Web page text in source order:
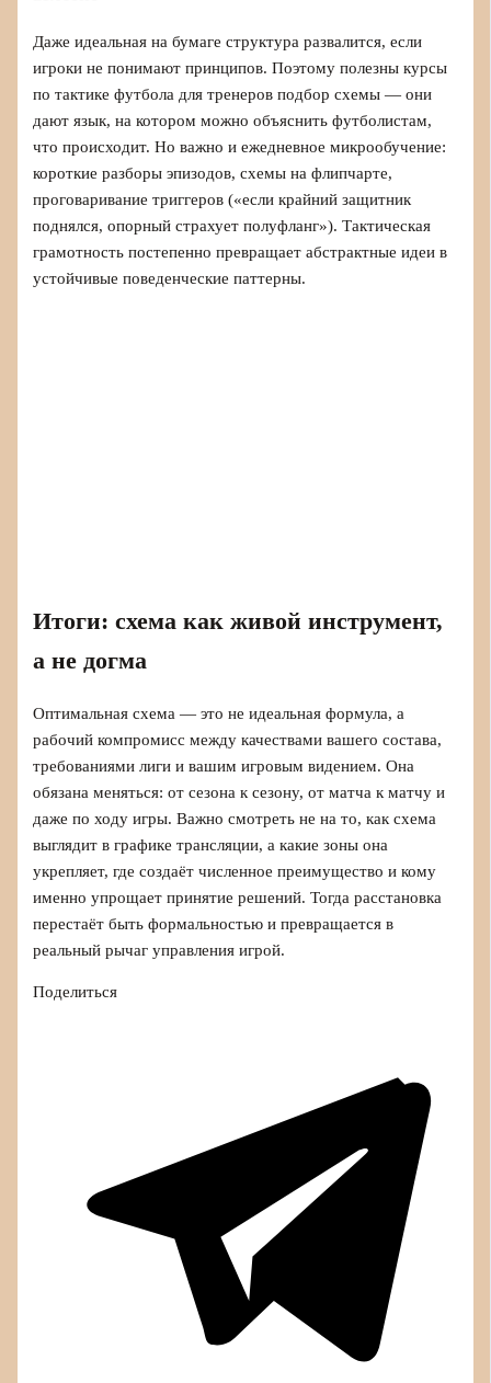
Даже идеальная на бумаге структура развалится, если
игроки не понимают принципов. Поэтому полезны курсы
по тактике футбола для тренеров подбор схемы — они
дают язык, на котором можно объяснить футболистам,
что происходит. Но важно и ежедневное микрообучение:
короткие разборы эпизодов, схемы на флипчарте,
проговаривание триггеров («если крайний защитник
поднялся, опорный страхует полуфланг»). Тактическая
грамотность постепенно превращает абстрактные идеи в
устойчивые поведенческие паттерны.
Итоги: схема как живой инструмент,
а не догма
Оптимальная схема — это не идеальная формула, а
рабочий компромисс между качествами вашего состава,
требованиями лиги и вашим игровым видением. Она
обязана меняться: от сезона к сезону, от матча к матчу и
даже по ходу игры. Важно смотреть не на то, как схема
выглядит в графике трансляции, а какие зоны она
укрепляет, где создаёт численное преимущество и кому
именно упрощает принятие решений. Тогда расстановка
перестаёт быть формальностью и превращается в
реальный рычаг управления игрой.
Поделиться